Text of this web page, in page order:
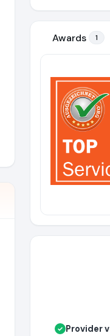
Awards 1
✓ Provider